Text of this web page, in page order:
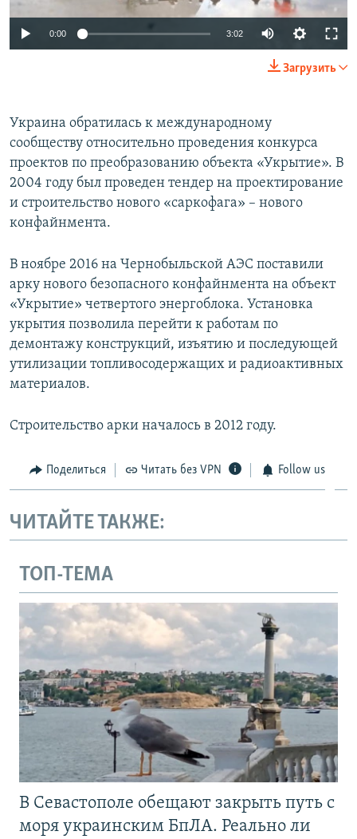
0:00 3:02
Загрузить
Украина обратилась к международному
сообществу относительно проведения конкурса
проектов по преобразованию объекта «Укрытие». В
2004 году был проведен тендер на проектирование
и строительство нового «саркофага» – нового
конфайнмента.
В ноябре 2016 на Чернобыльской АЭС поставили
арку нового безопасного конфайнмента на объект
«Укрытие» четвертого энергоблока. Установка
укрытия позволила перейти к работам по
демонтажу конструкций, изъятию и последующей
утилизации топливосодержащих и радиоактивных
материалов.
Строительство арки началось в 2012 году.
Поделиться Читать без VPN Follow us
ЧИТАЙТЕ ТАКЖЕ:
ТОП-ТЕМА
В Севастополе обещают закрыть путь с
моря украинским БпЛА. Реально ли